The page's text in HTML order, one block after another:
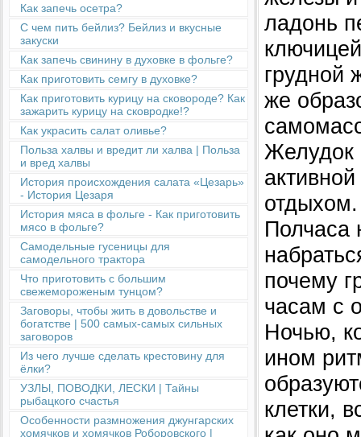
Как запечь осетра?
С чем пить бейлиз? Бейлиз и вкусные
закуски
Как запечь свинину в духовке в фольге?
Как приготовить семгу в духовке?
Как приготовить курицу на сковороде? Как
зажарить курицу на сковродке!?
Как украсить салат оливье?
Польза халвы и вредит ли халва | Польза
и вред халвы
История происхождения салата «Цезарь»
- История Цезаря
История мяса в фольге - Как приготовить
мясо в фольге?
Cамодельные гусеницы для
самодельного трактора
Что приготовить с большим
свежемороженым тунцом?
Заговоры, чтобы жить в довольстве и
богатстве | 500 самых-самых сильных
заговоров
Из чего лучше сделать крестовину для
ёлки?
УЗЛЫ, ПОВОДКИ, ЛЕСКИ | Тайны
рыбацкого счастья
Особенности размножения джунгарских
хомячков и хомячков Роборовского |
ладонь
грудной
же
Желудок
Полчаса
почему
часам с
Ночью,
ином
клетки,